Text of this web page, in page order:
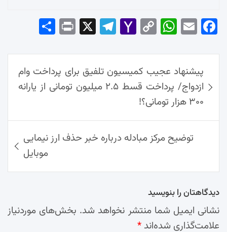
Fac
ok
Em
Wh
Ap
p
Co
Lin
k
Yah
Mai
l
Tel
am
Pri
راهبری
نوشته‌ها
پیشنهاد عجیب کمیسیون تلفیق برای پرداخت وام
ازدواج/ پرداخت قسط ۲.۵ میلیون تومانی از یارانه
۳۰۰ هزار تومانی؟!
توضیح مرکز مبادله درباره خبر حذف ارز نیمایی
موبایل
دیدگاهتان را بنویسید
نشانی ایمیل شما منتشر نخواهد شد. بخش‌های موردنیاز
علامت‌گذاری شده‌اند *